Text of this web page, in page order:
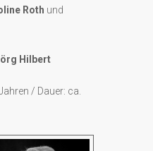
Roth und
Hilbert
/ Dauer: ca.